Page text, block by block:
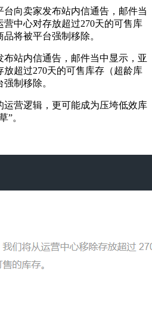
台向卖家发布站内信通告，邮件当
中心对存放超过270天的可售库
将被平台强制移除。
站内信通告，邮件当中显示，亚
超过270天的可售库存（超龄库
制移除。
营逻辑，更可能成为压垮低效库
”。